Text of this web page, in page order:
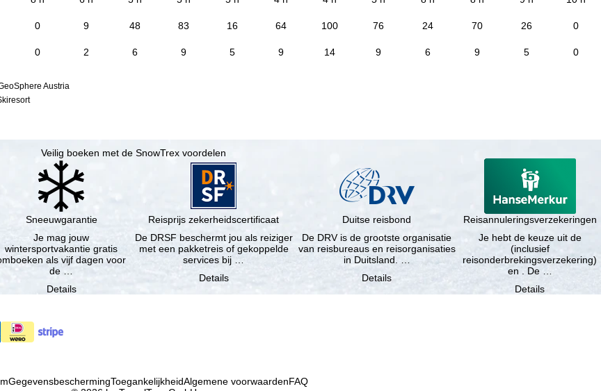
0 9 48 83 16 64 100 76 24 70 26 0
0 2 6 9 5 9 14 9 6 9 5 0
Austria
Veilig boeken met de SnowTrex voordelen
Sneeuwgarantie
Je mag jouw
wintersportvakantie gratis
als vijf dagen voor
de …
Details
Reisprijs zekerheidscertificaat
De DRSF beschermt jou als reiziger
met een pakketreis of gekoppelde
services bij …
Details
Duitse reisbond
De DRV is de grootste organisatie
van reisbureaus en reisorganisaties
in Duitsland. …
Details
Reisannuleringsverzekeringen
Je hebt de keuze uit de
(inclusief
reisonderbrekingsverzekering)
en . De …
Details
GegevensbeschermingToegankelijkheidAlgemene voorwaardenFAQ